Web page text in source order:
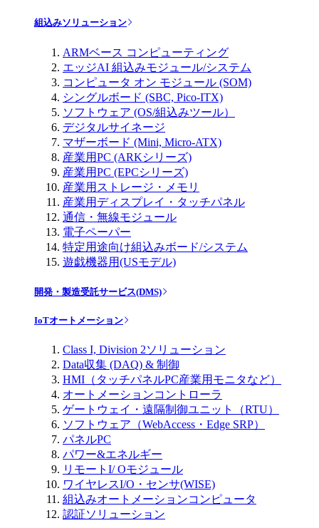
組込みソリューション
ARMベース コンピューティング
エッジAI 組込みモジュール/システム
コンピュータ オン モジュール (SOM)
シングルボード (SBC, Pico-ITX)
ソフトウェア (OS/組込みツール）
デジタルサイネージ
マザーボード (Mini, Micro-ATX)
産業用PC (ARKシリーズ)
産業用PC (EPCシリーズ)
産業用ストレージ・メモリ
産業用ディスプレイ・タッチパネル
通信・無線モジュール
電子ペーパー
特定用途向け組込みボード/システム
遊戯機器用(USモデル)
開発・製造受託サービス(DMS)
IoTオートメーション
Class I, Division 2ソリューション
Data収集 (DAQ) & 制御
HMI（タッチパネルPC産業用モニタなど）
オートメーションコントローラ
ゲートウェイ・遠隔制御ユニット（RTU）
ソフトウェア（WebAccess・Edge SRP）
パネルPC
パワー&エネルギー
リモートI/ Oモジュール
ワイヤレスI/O・センサ(WISE)
組込みオートメーションコンピュータ
認証ソリューション